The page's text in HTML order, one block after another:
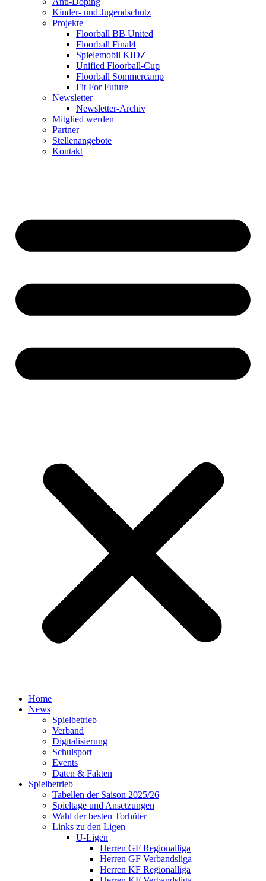
Kinder- und Jugendschutz
Projekte
Floorball BB United
Floorball Final4
Spielemobil KIDZ
Unified Floorball-Cup
Floorball Sommercamp
Fit For Future
Newsletter
Newsletter-Archiv
Mitglied werden
Partner
Stellenangebote
Kontakt
Home
News
Spielbetrieb
Verband
Digitalisierung
Schulsport
Events
Daten & Fakten
Spielbetrieb
Tabellen der Saison 2025/26
Spieltage und Ansetzungen
Wahl der besten Torhüter
Links zu den Ligen
U-Ligen
Herren GF Regionalliga
Herren GF Verbandsliga
Herren KF Regionalliga